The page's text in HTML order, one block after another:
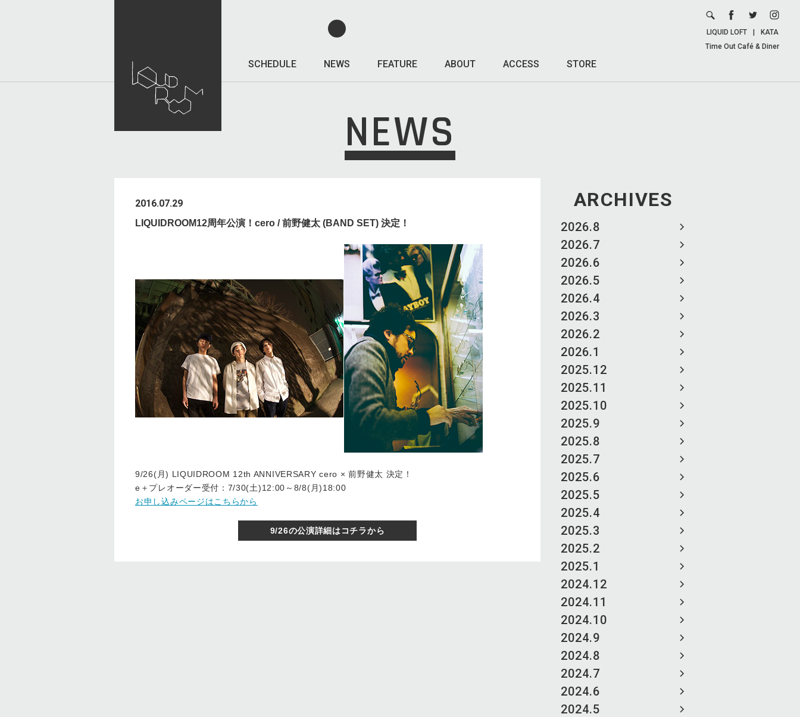
SCHEDULE NEWS FEATURE ABOUT ACCESS STORE
LIQUID LOFT
KATA
Time Out Café & Diner
NEWS
ARCHIVES
2026.8
2026.7
2026.6
2026.5
2026.4
2026.3
2026.2
2026.1
2025.12
2025.11
2025.10
2025.9
2025.8
2025.7
2025.6
2025.5
2025.4
2025.3
2025.2
2025.1
2024.12
2024.11
2024.10
2024.9
2024.8
2024.7
2024.6
2024.5
2016.07.29
LIQUIDROOM12周年公演！cero / 前野健太 (BAND SET) 決定！
9/26(月) LIQUIDROOM 12th ANNIVERSARY cero × 前野健太 決定！
e＋プレオーダー受付：7/30(土)12:00～8/8(月)18:00
お申し込みページはこちらから
9/26の公演詳細はコチラから